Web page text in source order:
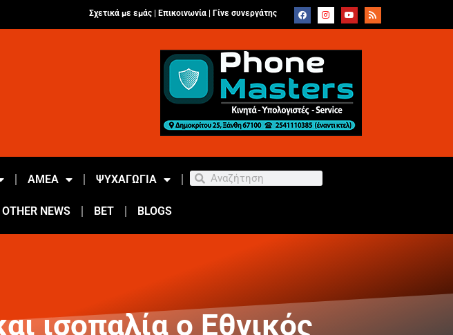
Σχετικά με εμάς | Επικοινωνία Γίνε συνεργάτης
ΑΜΕΑ ΨΥΧΑΓΩΓΙΑ
OTHER NEWS BET BLOGS
ισοπαλία ο Εθνικός